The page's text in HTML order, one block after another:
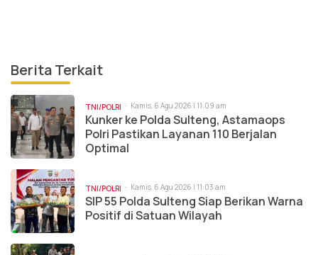
Berita Terkait
TNI/POLRI Kamis, 6 Agu 2026 | 11:09 am
Kunker ke Polda Sulteng, Astamaops
Polri Pastikan Layanan 110 Berjalan
Optimal
TNI/POLRI Kamis, 6 Agu 2026 | 11:03 am
SIP 55 Polda Sulteng Siap Berikan Warna
Positif di Satuan Wilayah